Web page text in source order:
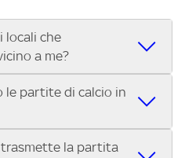
locali che
a me?
o locale vicino a te per
la Serie C Sky Wifi, la
Europa League, la UEFA
Formula 1®, la MotoGP™ e
le partite di calcio in
ristoranti mostrano le partite
trasmette la partita